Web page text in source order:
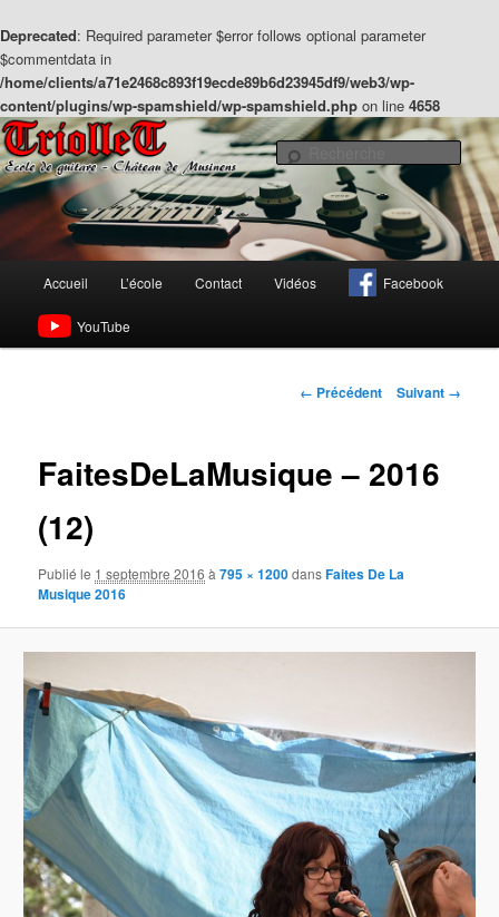
Deprecated: Required parameter $error follows optional parameter
$commentdata in
/home/clients/a71e2468c893f19ecde89b6d23945df9/web3/wp-
content/plugins/wp-spamshield/wp-spamshield.php on line 4658
Aller
au
contenu
principalTriollet – Ecole de guitare
Ecole de guitare – Château de Musinens à Belleagrde (01200)
principal
Accueil L’école Contact Vidéos Facebook
YouTube
Navigation
← Précédent Suivant →
FaitesDeLaMusique – 2016
(12)
Publié le 1 septembre 2016 à795 × 1200dansFaites De La
Musique 2016